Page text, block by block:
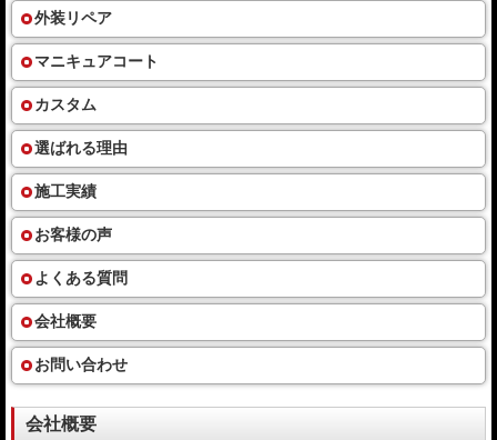
外装リペア
マニキュアコート
カスタム
選ばれる理由
施工実績
お客様の声
よくある質問
会社概要
お問い合わせ
会社概要